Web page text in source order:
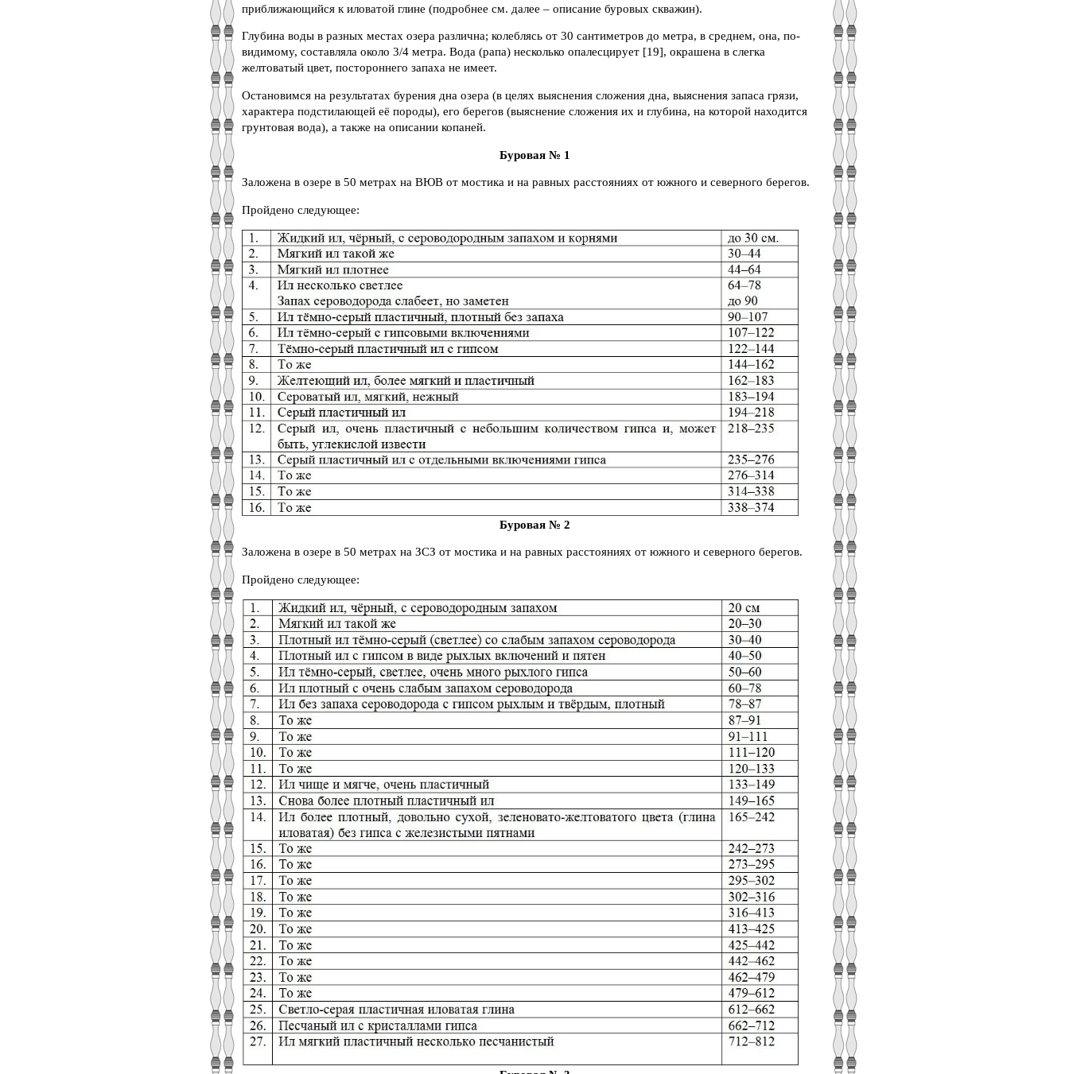
приближающийся к иловатой глине (подробнее см. далее – описание буровых скважин).
Глубина воды в разных местах озера различна; колеблясь от 30 сантиметров до метра, в среднем, она, по-
видимому, составляла около 3/4 метра. Вода (рапа) несколько опалесцирует [19], окрашена в слегка
желтоватый цвет, постороннего запаха не имеет.
Остановимся на результатах бурения дна озера (в целях выяснения сложения дна, выяснения запаса грязи,
характера подстилающей её породы), его берегов (выяснение сложения их и глубина, на которой находится
грунтовая вода), а также на описании копаней.
Буровая № 1
Заложена в озере в 50 метрах на ВЮВ от мостика и на равных расстояниях от южного и северного берегов.
Пройдено следующее:
Буровая № 2
Заложена в озере в 50 метрах на ЗСЗ от мостика и на равных расстояниях от южного и северного берегов.
Пройдено следующее: